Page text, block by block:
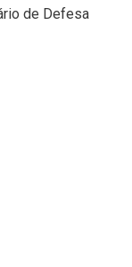
de Defesa